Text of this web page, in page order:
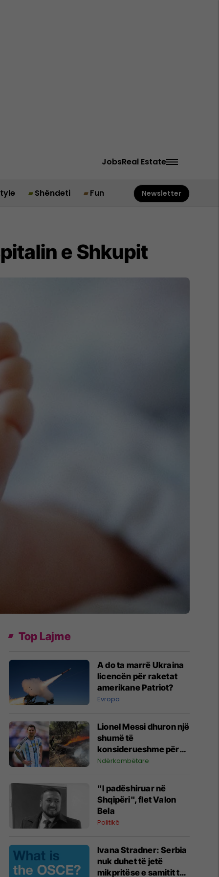
JobsReal Estate
Shëndeti Fun Newsletter
e Shkupit
Top Lajme
A do ta marrë Ukraina
licencën për raketat
amerikane Patriot?
Evropa
Lionel Messi dhuron një
shumë të
konsiderueshme për
zjarret në Madrid
Ndërkombëtare
"I padëshiruar në
Shqipëri", flet Valon
Bela
Politikë
Ivana Stradner: Serbia
nuk duhet të jetë
mikpritëse e samitit të